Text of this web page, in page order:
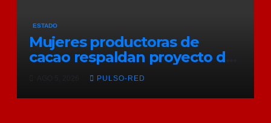
ESTADO
Mujeres productoras de
cacao respaldan proyecto de
Alfonso Sánchez García
rumbo a la Coordinación
Estatal de Morena
PULSO-RED